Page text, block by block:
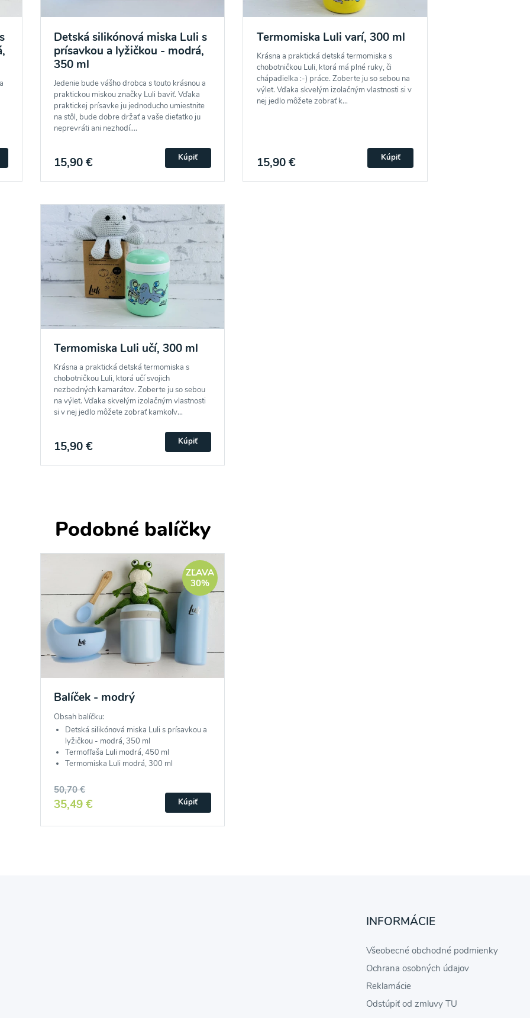
Detská silikónová miska Luli s
prísavkou a lyžičkou - modrá,
350 ml
Jedenie bude vášho drobca s touto krásnou a
praktickou miskou značky Luli baviť. Vďaka
praktickej prísavke ju jednoducho umiestnite
na stôl, bude dobre držať a vaše dieťatko ju
neprevráti ani nezhodí....
15,90 € Kúpiť
Termomiska Luli varí, 300 ml
Krásna a praktická detská termomiska s
chobotničkou Luli, ktorá má plné ruky, či
chápadielka :-) práce. Zoberte ju so sebou na
výlet. Vďaka skvelým izolačným vlastnosti si v
nej jedlo môžete zobrať k...
15,90 € Kúpiť
Termomiska Luli učí, 300 ml
Krásna a praktická detská termomiska s
chobotničkou Luli, ktorá učí svojich
nezbedných kamarátov. Zoberte ju so sebou
na výlet. Vďaka skvelým izolačným vlastnosti
si v nej jedlo môžete zobrať kamkoľv...
15,90 € Kúpiť
Podobné balíčky
ZĽAVA
30%
Balíček - modrý
Obsah balíčku:
Detská silikónová miska Luli s prísavkou a
lyžičkou - modrá, 350 ml
Termofľaša Luli modrá, 450 ml
Termomiska Luli modrá, 300 ml
50,70 €
35,49 € Kúpiť
spracovaním osobných údajov pre účely zasielania newsletteru a potvrdzujem, že som si prečítal(a)informácie o
Súhlasím
INFORMÁCIE
Všeobecné obchodné podmienky
Ochrana osobných údajov
Reklamácie
Odstúpiť od zmluvy TU